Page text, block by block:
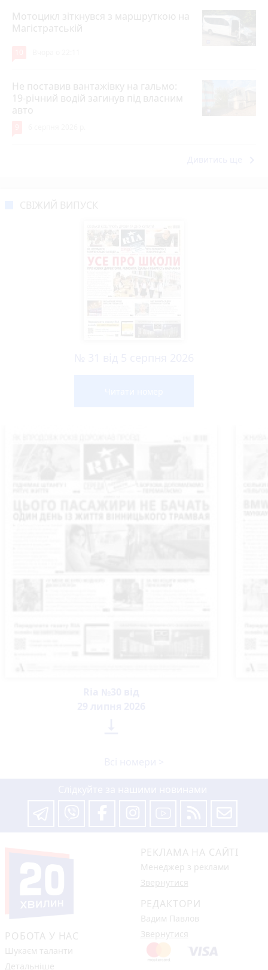
Мотоцикл зіткнувся з маршруткою на
Магістратській
Не поставив вантажівку на гальмо:
19-річний водій загинув під власним
авто
РОБОТА У НАС
Шукаєм таланти
Детальніше
РЕКЛАМА НА САЙТІ
Менеджер з реклами
Звернутися
РЕДАКТОРИ
Вадим Павлов
Звернутися